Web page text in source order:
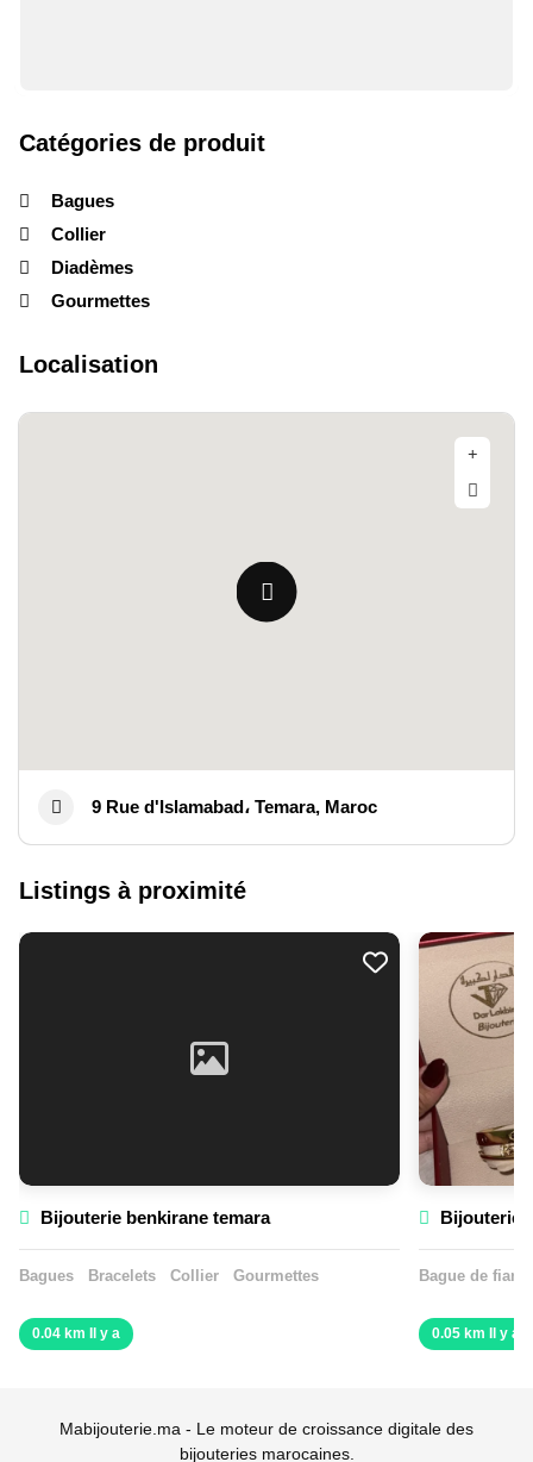
Catégories de produit
Bagues
Collier
Diadèmes
Gourmettes
Localisation
9 Rue d'Islamabad، Temara, Maroc
Listings à proximité
Bijouterie benkirane temara
Bagues Bracelets Collier Gourmettes
0.04 km Il y a
Bijouterie
Bague de
0.05 km Il y a
Mabijouterie.ma - Le moteur de croissance digitale des
bijouteries marocaines.